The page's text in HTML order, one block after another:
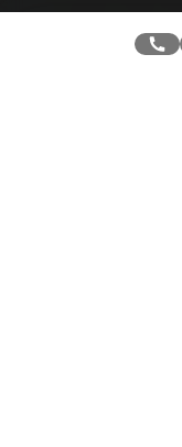
Informacije